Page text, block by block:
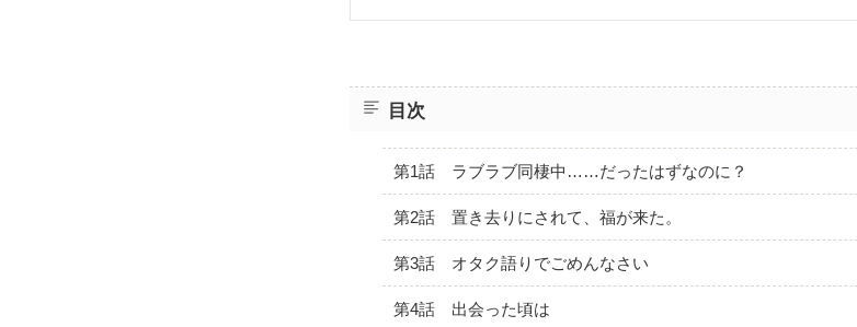
目次
第1話 ラブラブ同棲中……だったはずなのに？
第2話 置き去りにされて、福が来た。
第3話 オタク語りでごめんなさい
第4話 出会った頃は